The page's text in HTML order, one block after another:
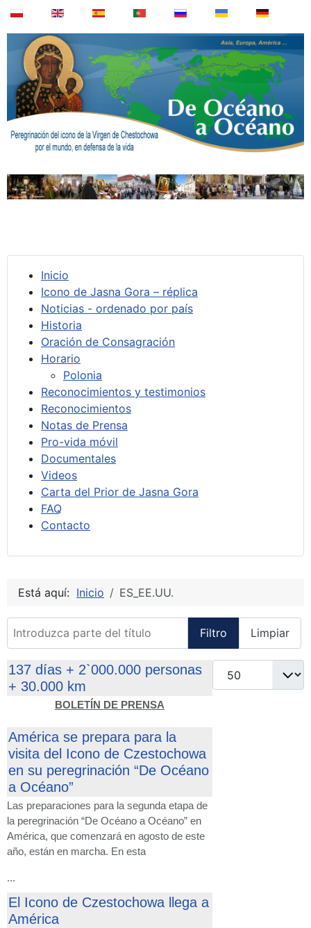
Inicio
Icono de Jasna Gora – réplica
Noticias - ordenado por país
Historia
Oración de Consagración
Horario
Polonia
Reconocimientos y testimonios
Reconocimientos
Notas de Prensa
Pro-vida móvil
Documentales
Videos
Carta del Prior de Jasna Gora
FAQ
Contacto
Está aquí: Inicio ES_EE.UU.
Introduzca parte del título
Filtro Limpiar
Cantidad
137 días + 2`000.000 personas
+ 30.000 km
BOLETÍN DE PRENSA
América se prepara para la
visita del Icono de Czestochowa
en su peregrinación “De Océano
a Océano”
Las preparaciones para la segunda etapa de
la peregrinación “De Océano a Océano” en
América, que comenzará en agosto de este
año, están en marcha. En esta
...
El Icono de Czestochowa llega a
América